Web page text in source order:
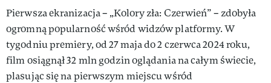
Pierwsza ekranizacja – „Kolory zła: Czerwień” – zdobyła
ogromną popularność wśród widzów platformy. W
tygodniu premiery, od 27 maja do 2 czerwca 2024 roku,
film osiągnął 32 mln godzin oglądania na całym świecie,
plasując się na pierwszym miejscu wśród